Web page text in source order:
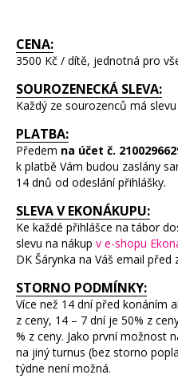
CENA:
3500 Kč / dítě, jednotná pro
SOUROZENECKÁ SLEVA:
Každý ze sourozenců má
PLATBA:
Předem na účet č.
k platbě Vám budou zaslány
14 dnů od odeslání přihlášky.
SLEVA V EKONÁKUPU:
Ke každé přihlášce na tábor
slevu na nákup v e-shopu
DK Šárynka na Váš email před
STORNO PODMÍNKY:
Více než 14 dní před konáním
z ceny, 14 – 7 dní je 50% z
% z ceny. Jako první možnost
na jiný turnus (bez storno
týdne není možná.